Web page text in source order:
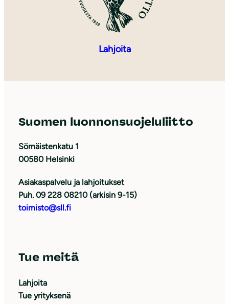
Lahjoita
Suomen luonnonsuojeluliitto
Sörnäistenkatu 1
00580 Helsinki
Asiakaspalvelu ja lahjoitukset
Puh. 09 228 08210 (arkisin 9-15)
toimisto@sll.fi
Tue meitä
Lahjoita
Tue yrityksenä